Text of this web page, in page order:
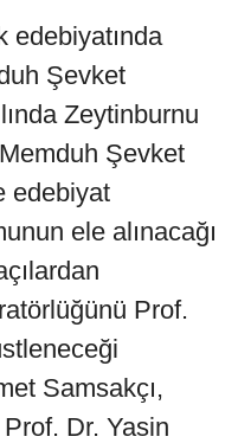
edebiyatında
Şevket
Zeytinburnu
Şevket
edebiyat
ele alınacağı
Prof.
Samsakçı,
Dr. Yasin